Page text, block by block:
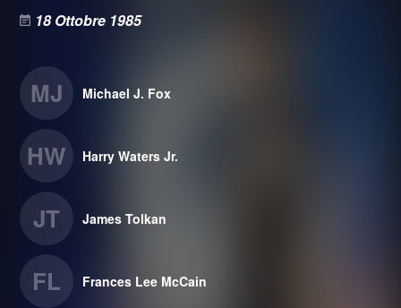
18 Ottobre 1985
MJ Michael J. Fox
HW Harry Waters Jr.
JT James Tolkan
FL Frances Lee McCain